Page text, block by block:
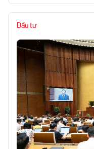
Đầu tư